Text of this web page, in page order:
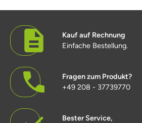
Kauf auf Rechnung
Einfache Bestellung.
Fragen zum Produkt?
+49 208 - 37739770
Bester Service,